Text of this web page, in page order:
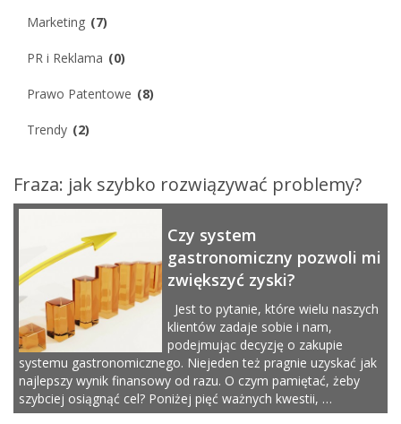
Marketing (7)
PR i Reklama (0)
Prawo Patentowe (8)
Trendy (2)
Fraza: jak szybko rozwiązywać problemy?
Czy system
gastronomiczny pozwoli mi
zwiększyć zyski?
Jest to pytanie, które wielu naszych
klientów zadaje sobie i nam,
podejmując decyzję o zakupie
systemu gastronomicznego. Niejeden też pragnie uzyskać jak
najlepszy wynik finansowy od razu. O czym pamiętać, żeby
szybciej osiągnąć cel? Poniżej pięć ważnych kwestii, …